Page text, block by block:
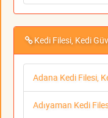
Kedi Filesi, Kedi
Adana Kedi Filesi,
Adıyaman Kedi